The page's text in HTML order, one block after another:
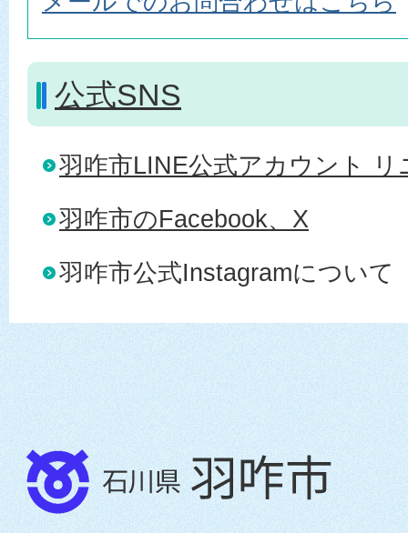
公式SNS
羽咋市LINE公式アカウント リ
羽咋市のFacebook、X
羽咋市公式Instagramについて